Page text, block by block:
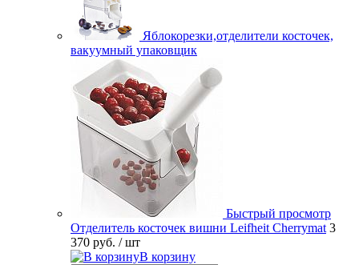
Яблокорезки,отделители косточек,
вакуумный упаковщик
Быстрый просмотр
Отделитель косточек вишни Leifheit Cherrymat 3
370 руб. / шт
В корзину